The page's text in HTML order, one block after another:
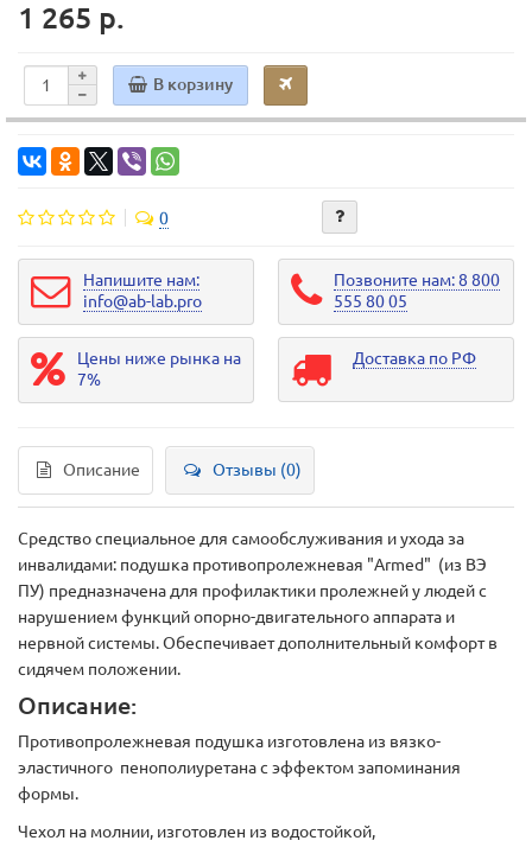
1 265 р.
В корзину
0
Напишите нам:
info@ab-lab.pro
Позвоните нам: 8 800
555 80 05
Цены ниже рынка на
7%
Доставка по РФ
Описание Отзывы (0)
Средство специальное для самообслуживания и ухода за
инвалидами: подушка противопролежневая "Armed" (из ВЭ
ПУ) предназначена для профилактики пролежней у людей с
нарушением функций опорно-двигательного аппарата и
нервной системы. Обеспечивает дополнительный комфорт в
сидячем положении.
Описание:
Противопролежневая подушка изготовлена из вязко-
эластичного пенополиуретана с эффектом запоминания
формы.
Чехол на молнии, изготовлен из водостойкой,